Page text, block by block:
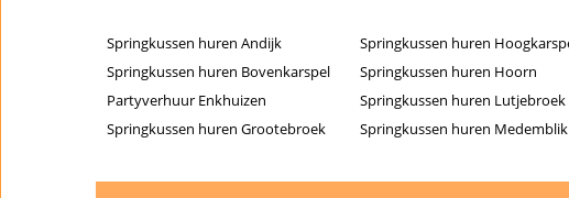
Springkussen huren Andijk
Springkussen huren Bovenkarspel
Partyverhuur Enkhuizen
Springkussen huren Hoogkarspel
Springkussen huren Hoorn
Springkussen huren Lutjebroek